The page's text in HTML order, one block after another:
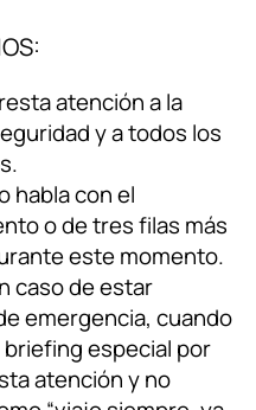
atención a la
y a todos los
habla con el
o de tres filas más
este momento.
caso de estar
emergencia, cuando
especial por
atención y no